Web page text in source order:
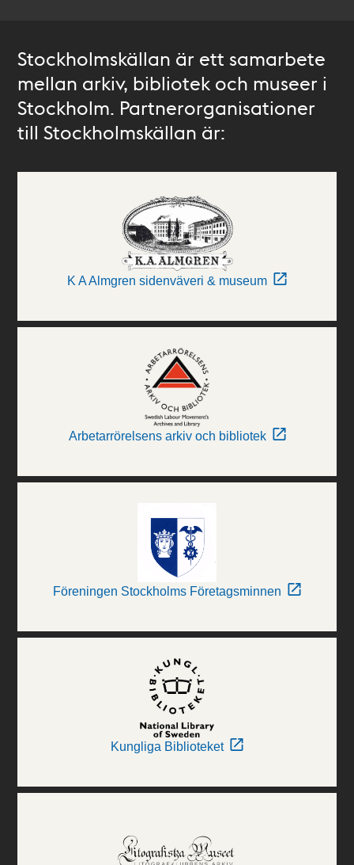
Stockholmskällan är ett samarbete
mellan arkiv, bibliotek och museer i
Stockholm. Partnerorganisationer
till Stockholmskällan är:
K A Almgren sidenväveri & museum
Arbetarrörelsens arkiv och bibliotek
Föreningen Stockholms Företagsminnen
Kungliga Biblioteket